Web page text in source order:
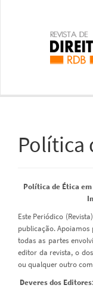
Conteúdo
principal
Política
Política de Ética
Este Periódico
publicação.
todas as partes
editor da revista, o
ou qualquer outro
Deveres dos Editores: